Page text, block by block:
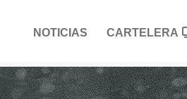
NOTICIAS CARTELERA